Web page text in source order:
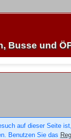
Busse und
auf dieser Seite
Benutzen Sie das